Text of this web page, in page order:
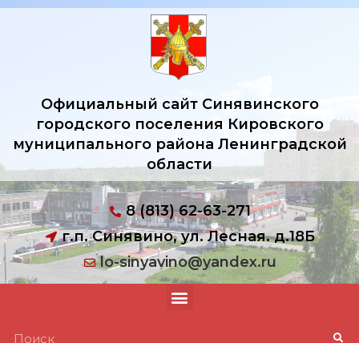
Официальный сайт Синявинского
городского поселения Кировского
муниципального района Ленинградской
области
8 (813) 62-63-271
г.п. Синявино, ул. Лесная. д.18Б
lo-sinyavino@yandex.ru